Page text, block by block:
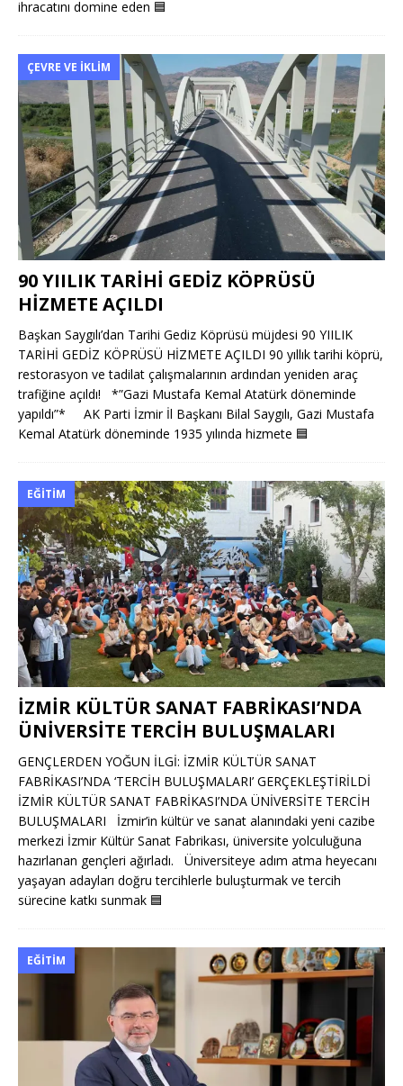
ihracatını domine eden 🟦
ÇEVRE VE İKLIM
90 YIILIK TARİHİ GEDİZ KÖPRÜSÜ
HİZMETE AÇILDI
Başkan Saygılı’dan Tarihi Gediz Köprüsü müjdesi 90 YIILIK
TARİHİ GEDİZ KÖPRÜSÜ HİZMETE AÇILDI 90 yıllık tarihi köprü,
restorasyon ve tadilat çalışmalarının ardından yeniden araç
trafiğine açıldı! *”Gazi Mustafa Kemal Atatürk döneminde
yapıldı”* AK Parti İzmir İl Başkanı Bilal Saygılı, Gazi Mustafa
Kemal Atatürk döneminde 1935 yılında hizmete 🟦
EĞITIM
İZMİR KÜLTÜR SANAT FABRİKASI’NDA
ÜNİVERSİTE TERCİH BULUŞMALARI
GENÇLERDEN YOĞUN İLGİ: İZMİR KÜLTÜR SANAT
FABRİKASI’NDA ‘TERCİH BULUŞMALARI’ GERÇEKLEŞTİRİLDİ
İZMİR KÜLTÜR SANAT FABRİKASI’NDA ÜNİVERSİTE TERCİH
BULUŞMALARI İzmir’in kültür ve sanat alanındaki yeni cazibe
merkezi İzmir Kültür Sanat Fabrikası, üniversite yolculuğuna
hazırlanan gençleri ağırladı. Üniversiteye adım atma heyecanı
yaşayan adayları doğru tercihlerle buluşturmak ve tercih
sürecine katkı sunmak 🟦
EĞITIM